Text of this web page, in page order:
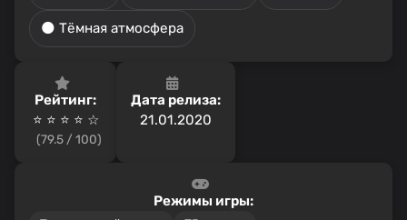
🌑 Тёмная атмосфера
Рейтинг:
⭐ ⭐ ⭐ ⭐️ ☆
(79.5 / 100)
Дата релиза:
21.01.2020
Режимы игры: